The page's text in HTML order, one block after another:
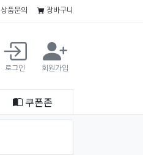
상품문의 장바구니
로그인 회원가입
쿠폰존